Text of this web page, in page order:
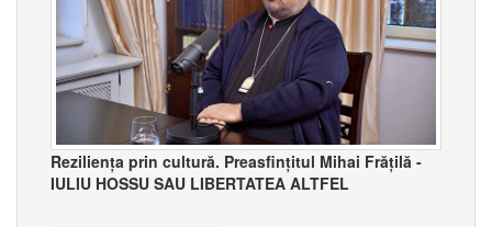
Reziliența prin cultură. Preasfințitul Mihai Frățilă -
IULIU HOSSU SAU LIBERTATEA ALTFEL